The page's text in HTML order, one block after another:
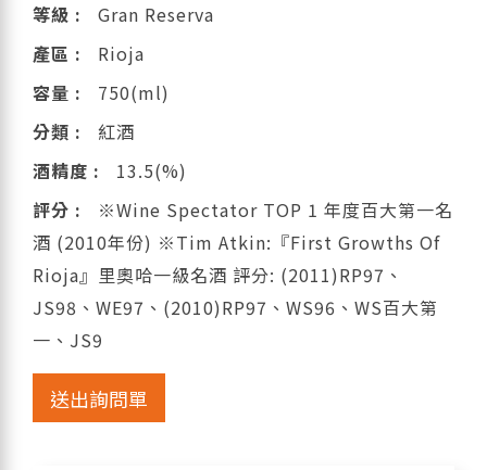
等級 :
Gran Reserva
產區 :
Rioja
容量 :
750(ml)
分類 :
紅酒
酒精度 :
13.5(%)
評分 :
※Wine Spectator TOP 1 年度百大第一名
酒 (2010年份) ※Tim Atkin:『First Growths Of
Rioja』里奧哈一級名酒 評分: (2011)RP97、
JS98、WE97、(2010)RP97、WS96、WS百大第
一、JS9
送出詢問單